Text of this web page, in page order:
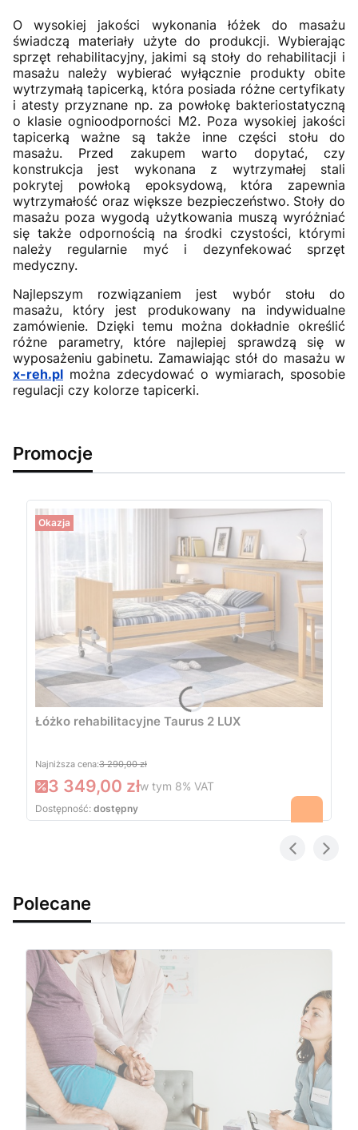
O wysokiej jakości wykonania łóżek do masażu
świadczą materiały użyte do produkcji. Wybierając
sprzęt rehabilitacyjny, jakimi są stoły do rehabilitacji i
masażu należy wybierać wyłącznie produkty obite
wytrzymałą tapicerką, która posiada różne certyfikaty
i atesty przyznane np. za powłokę bakteriostatyczną
o klasie ognioodporności M2. Poza wysokiej jakości
tapicerką ważne są także inne części stołu do
masażu. Przed zakupem warto dopytać, czy
konstrukcja jest wykonana z wytrzymałej stali
pokrytej powłoką epoksydową, która zapewnia
wytrzymałość oraz większe bezpieczeństwo. Stoły do
masażu poza wygodą użytkowania muszą wyróżniać
się także odpornością na środki czystości, którymi
należy regularnie myć i dezynfekować sprzęt
medyczny.
Najlepszym rozwiązaniem jest wybór stołu do
masażu, który jest produkowany na indywidualne
zamówienie. Dzięki temu można dokładnie określić
różne parametry, które najlepiej sprawdzą się w
wyposażeniu gabinetu. Zamawiając stół do masażu w
x-reh.pl można zdecydować o wymiarach, sposobie
regulacji czy kolorze tapicerki.
Promocje
Okazja
Łóżko rehabilitacyjne Taurus 2 LUX
3 349,00 złw tym 8% VAT
Najniższa cena:3 290,00 zł
Dostępność: dostępny
Polecane